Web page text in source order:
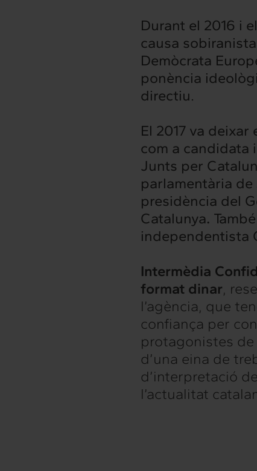
Interacció
Projectes
Intercanvi
Durant el 2016 i
causa
Demòcrata
ponència
directiu.
El 2017 va
com a candidata
Junts per
parlamentària
presidència del
Catalunya.
independentista
Intermèdia
format dinar,
l’agència, que
confiança per
protagonistes de
d’una eina de
d’interpretació
l’actualitat